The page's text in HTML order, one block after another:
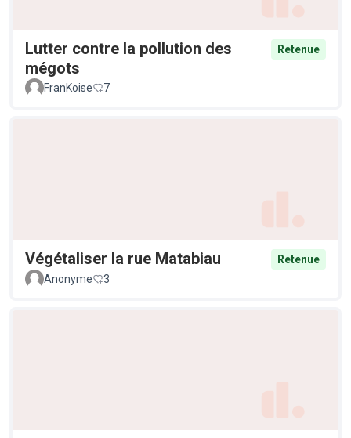
Lutter contre la pollution des
mégots
Retenue
FranKoise 7
Végétaliser la rue Matabiau
Retenue
Anonyme
3